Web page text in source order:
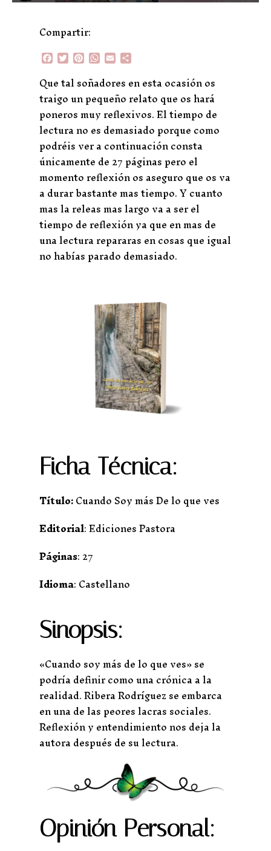
Compartir:
F
a
c
e
b
o
o
k
T
w
i
tt
e
r
P
n
te
r
e
st
W
h
a
t
s
A
p
p
E
m
a
i
l
m
p
a
r
t
i
r
Que tal soñadores en esta ocasión os
traigo un pequeño relato que os hará
poneros muy reflexivos. El tiempo de
lectura no es demasiado porque como
podréis ver a continuación consta
únicamente de 27 páginas pero el
momento reflexión os aseguro que os va
a durar bastante mas tiempo. Y cuanto
mas la releas mas largo va a ser el
tiempo de reflexión ya que en mas de
una lectura repararas en cosas que igual
no habías parado demasiado.
Ficha Técnica:
Título:Cuando Soy más De lo que ves
Editorial: Ediciones Pastora
Páginas: 27
Idioma: Castellano
Sinopsis:
«Cuando soy más de lo que ves» se
podría definir como una crónica a la
realidad. Ribera Rodríguez se embarca
en una de las peores lacras sociales.
Reflexión y entendimiento nos deja la
autora después de su lectura.
Opinión Personal: